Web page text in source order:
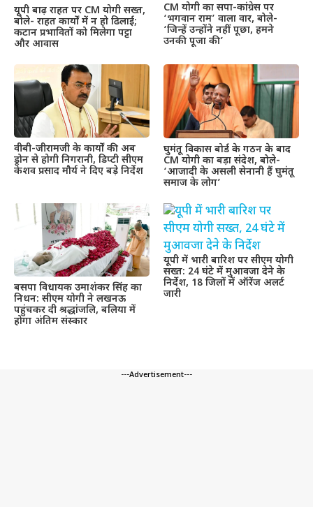
यूपी बाढ़ राहत पर CM योगी सख्त,
बोले- राहत कार्यों में न हो ढिलाई;
कटान प्रभावितों को मिलेगा पट्टा
और आवास
CM योगी का सपा-कांग्रेस पर
‘भगवान राम’ वाला वार, बोले-
‘जिन्हें उन्होंने नहीं पूछा, हमने
उनकी पूजा की’
वीबी-जीरामजी के कार्यों की अब
ड्रोन से होगी निगरानी, डिप्टी सीएम
केशव प्रसाद मौर्य ने दिए बड़े निर्देश
घुमंतू विकास बोर्ड के गठन के बाद
CM योगी का बड़ा संदेश, बोले-
‘आजादी के असली सेनानी हैं घुमंतू
समाज के लोग’
बसपा विधायक उमाशंकर सिंह का
निधन: सीएम योगी ने लखनऊ
पहुंचकर दी श्रद्धांजलि, बलिया में
होगा अंतिम संस्कार
यूपी में भारी बारिश पर सीएम योगी
सख्त: 24 घंटे में मुआवजा देने के
निर्देश, 18 जिलों में ऑरेंज अलर्ट
जारी
---Advertisement---